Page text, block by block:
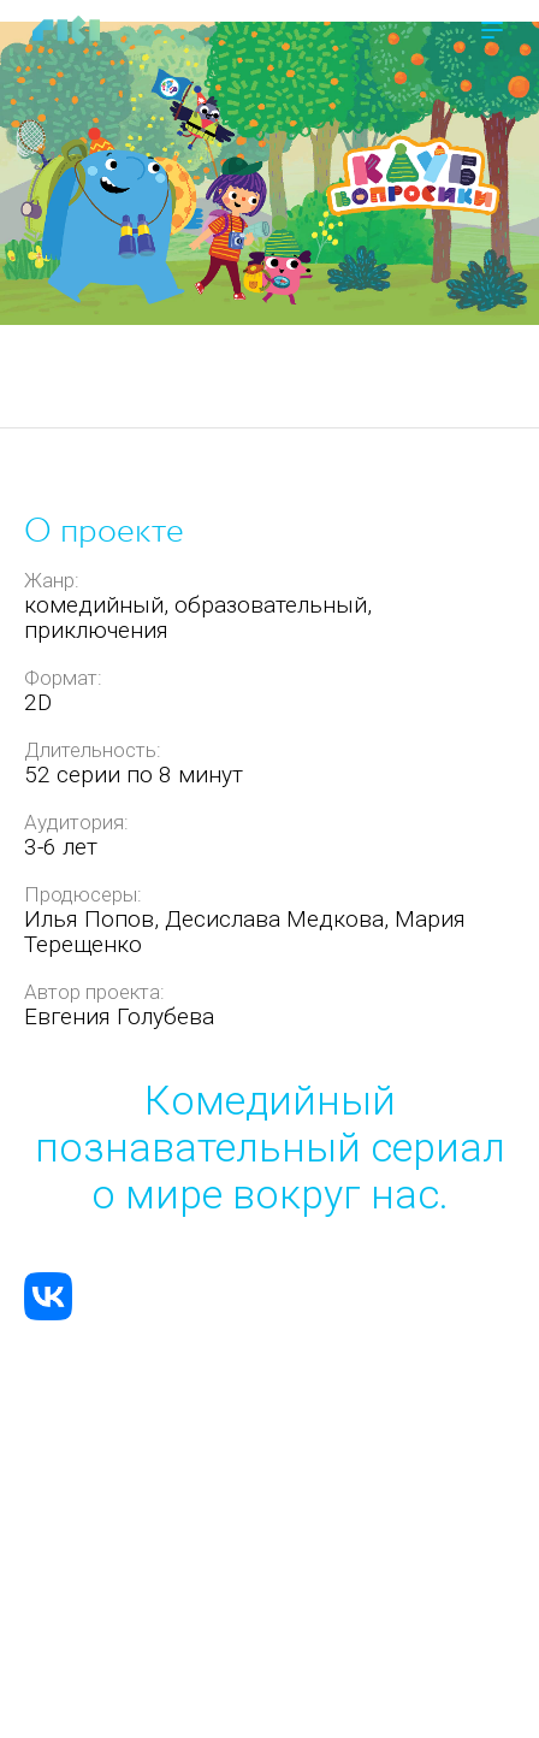
https://www.high-endrolex.com/45
О проекте
Жанр:
комедийный, образовательный,
приключения
Формат:
2D
Длительность:
52 серии по 8 минут
Аудитория:
3-6 лет
Продюсеры:
Илья Попов, Десислава Медкова, Мария
Терещенко
Автор проекта:
Евгения Голубева
Комедийный
познавательный сериал
о мире вокруг нас.